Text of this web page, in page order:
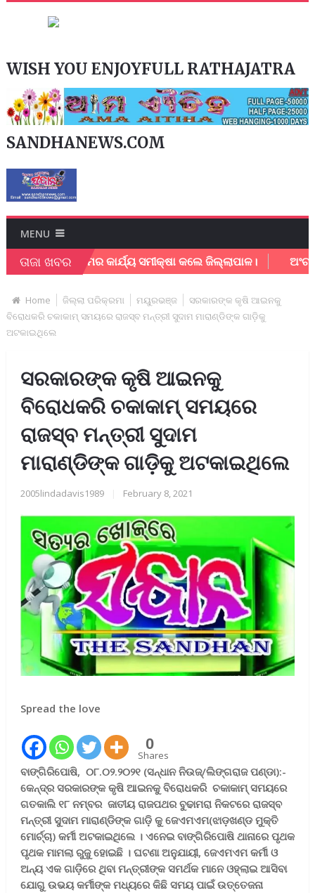
WISH YOU ENJOYFULL RATHAJATRA
SANDHANEWS.COM
MENU
ତାଜା ଖବର
ନିଗମର କାର୍ଯ୍ୟ ସମୀକ୍ଷା କଲେ ଜିଲ୍ଲାପାଳ। ଅଂଚଳ
Home ଜିଲ୍ଲା ପରିକ୍ରମା ମୟୁରଭଞ୍ଜ
ସରକାରଙ୍କ କୃଷି ଆଇନକୁ
ବିରୋଧକରି ଚକାକାମ୍ ସମୟରେ ରାଜସ୍ବ ମନ୍ତ୍ରୀ ସୁଦାମ ମାରାଣ୍ଡିଙ୍କ ଗାଡ଼ିକୁ
ଅଟକାଇଥିଲେ
ସରକାରଙ୍କ କୃଷି ଆଇନକୁ
ବିରୋଧକରି ଚକାକାମ୍ ସମୟରେ
ରାଜସ୍ବ ମନ୍ତ୍ରୀ ସୁଦାମ
ମାରାଣ୍ଡିଙ୍କ ଗାଡ଼ିକୁ ଅଟକାଇଥିଲେ
2005lindadavis1989 February 8, 2021
Spread the love
0
Shares
ବାଙ୍ଗିରିପୋଷି, ୦୮.୦୨.୨୦୨୧ (ସନ୍ଧାନ ନିଉଜ୍/ଲିଙ୍ଗରାଜ ପଣ୍ଡା):-
କେନ୍ଦ୍ର ସରକାରଙ୍କ କୃଷି ଆଇନକୁ ବିରୋଧକରି ଚକାକାମ୍ ସମୟରେ
ଗତକାଲି ୧୮ ନମ୍ବର ଜାତୀୟ ରାଜପଥର ବୁଢାମରା ନିକଟରେ ରାଜସ୍ବ
ମନ୍ତ୍ରୀ ସୁଦାମ ମାରାଣ୍ଡିଙ୍କ ଗାଡ଼ି କୁ ଜେଏମଏମ(ଝାଡ଼ଖଣ୍ଡ ମୁକ୍ତି
ମୋର୍ଚ୍ଚା) କର୍ମୀ ଅଟକାଇଥିଲେ । ଏନେଇ ବାଙ୍ଗିରିପୋଷି ଥାନାରେ ପୃଥକ
ପୃଥକ ମାମଲା ରୁଜୁ ହୋଇଛି । ଘଟଣା ଅନୁଯାୟୀ, ଜେଏମଏମ କର୍ମୀ ଓ
ଅନ୍ୟ ଏକ ଗାଡ଼ିରେ ଥିବା ମନ୍ତ୍ରୀଙ୍କ ସମର୍ଥକ ମାନେ ଓହ୍ଲାଇ ଆସିବା
ଯୋଗୁ ଉଭୟ କର୍ମୀଙ୍କ ମଧ୍ୟରେ କିଛି ସମୟ ପାଇଁ ଉତ୍ତେଜନା